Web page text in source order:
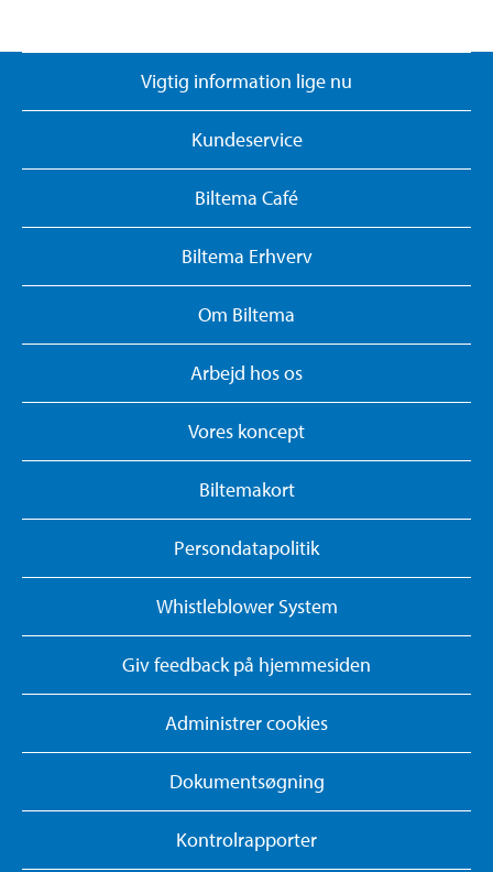
Vigtig information lige nu
Kundeservice
Biltema Café
Biltema Erhverv
Om Biltema
Arbejd hos os
Vores koncept
Biltemakort
Persondatapolitik
Whistleblower System
Giv feedback på hjemmesiden
Administrer cookies
Dokumentsøgning
Kontrolrapporter